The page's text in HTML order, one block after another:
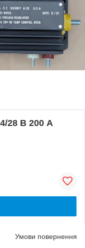
28 В 200 А
Умови повернення